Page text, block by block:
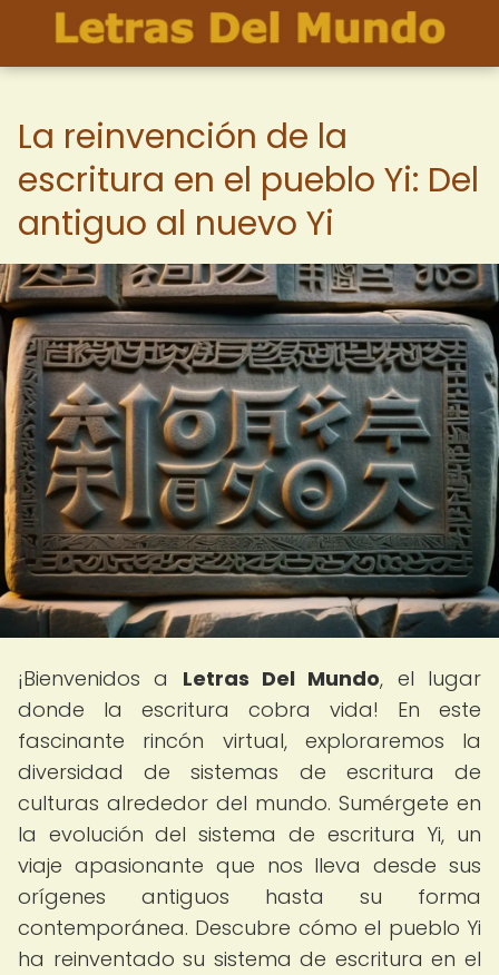
La reinvención de la
escritura en el pueblo Yi: Del
antiguo al nuevo Yi
¡Bienvenidos a Letras Del Mundo, el lugar
donde la escritura cobra vida! En este
fascinante rincón virtual, exploraremos la
diversidad de sistemas de escritura de
culturas alrededor del mundo. Sumérgete en
la evolución del sistema de escritura Yi, un
viaje apasionante que nos lleva desde sus
orígenes antiguos hasta su forma
contemporánea. Descubre cómo el pueblo Yi
ha reinventado su sistema de escritura en el